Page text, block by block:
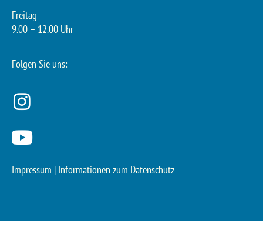
Freitag
9.00 – 12.00 Uhr
Folgen Sie uns:
Impressum | Informationen zum Datenschutz